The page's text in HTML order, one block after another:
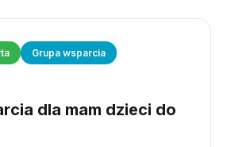
Grupa wsparcia
dla mam dzieci do